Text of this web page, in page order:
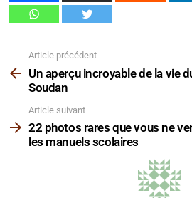
plus
Article précédent
Un aperçu incroyable de la vie
Soudan
Article suivant
22 photos rares que vous ne
les manuels scolaires